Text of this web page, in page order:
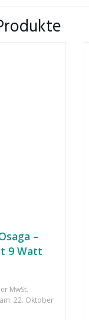
–
9 Watt
MwSt.
22. Oktober